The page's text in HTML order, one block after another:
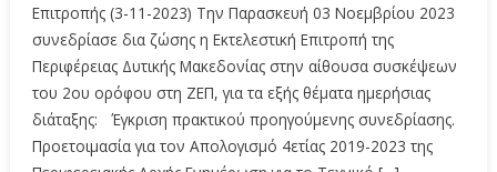
Επιτροπής (3-11-2023) Την Παρασκευή 03 Νοεμβρίου 2023
συνεδρίασε δια ζώσης η Εκτελεστική Επιτροπή της
Περιφέρειας Δυτικής Μακεδονίας στην αίθουσα συσκέψεων
του 2ου ορόφου στη ΖΕΠ, για τα εξής θέματα ημερήσιας
διάταξης: Έγκριση πρακτικού προηγούμενης συνεδρίασης.
Προετοιμασία για τον Απολογισμό 4ετίας 2019-2023 της